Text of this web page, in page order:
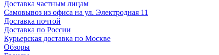
Доставка частным лицам
Самовывоз из офиса на ул. Электродная 11
Доставка почтой
Доставка по России
Курьерская доставка по Москве
Обзоры